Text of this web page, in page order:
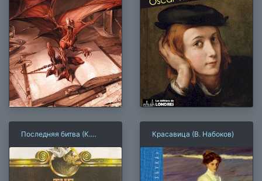
Последняя битва (К.
Красавица (В. Набоков)